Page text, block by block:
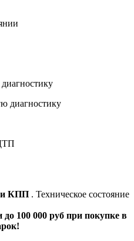
диагностику
и КПП . Техническое состояние
100 000 руб при покупке в